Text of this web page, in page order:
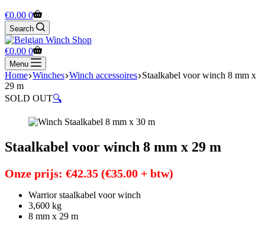
Shopping
cart
€0.00 0
Search
Shopping
cart
€0.00 0
Menu
Home Winches Winch accessoires Staalkabel voor winch 8 mm x
29 m
SOLD OUT🔍
Staalkabel voor winch 8 mm x 29 m
Onze prijs: €42.35 (€35.00 + btw)
Warrior staalkabel voor winch
3,600 kg
8 mm x 29 m